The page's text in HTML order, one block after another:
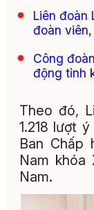
Liên đoàn
đoàn
Công
động tỉnh
Theo đó,
1.218 lượt
Ban Chấp
Nam khóa
Nam.